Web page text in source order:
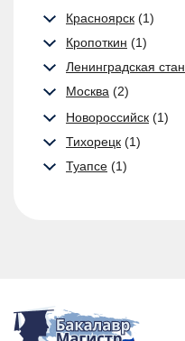
Красноярск (1)
Кропоткин (1)
Ленинградская
Москва (2)
Новороссийск (1)
Тихорецк (1)
Туапсе (1)